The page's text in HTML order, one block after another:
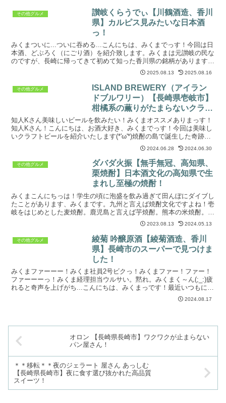
その他グルメ
讃岐くらうでぃ【川鶴酒造、香川
県】カルピス見みたいな日本酒
っ！
みくまついに...ついに吞める...こんにちは、みくまでっす！今回は日
本酒、どぶろく（にごり酒）を紹介致します。みくまは元讃岐の民な
のですが、長崎に帰ってきて初めて知った香川県の銘柄があります。
ほいで以前より吞みたいと思っていたのですが、ズ...
2025.08.13 2025.08.16
その他グルメ
ISLAND BREWERY（アイラン
ドブルワリー）【長崎県壱岐市】
柑橘系の薫りがたまらないクラフ
トビール！
知人Kさん美味しいビールを飲みたい！みくまオススメありまっす！
知人Kさん！こんにちは、お酒大好き、みくまでっす！今回は美味し
いクラフトビールを紹介いたします(*'ω'*)焼酎の島で誕生した奇跡の
ビール！ということで購入しましたは、長崎県壱岐...
2024.06.28 2024.06.30
その他グルメ
ダバダ火振【無手無冠、高知県、
栗焼酎】日本酒文化の高知県で生
まれし至極の焼酎！
みくまこんにちっは！学生の頃に泡盛を飲み過ぎて田んぼにダイブし
たことがあります、みくまです。九州と言えば焼酎文化ですよね！壱
岐をはじめとした麦焼酎。鹿児島と言えば芋焼酎。熊本の米焼酎。奄
美では黒糖焼酎。焼酎と言っても色々な種類があります。そ...
2023.08.13 2024.05.13
その他グルメ
綾菊 吟醸原酒【綾菊酒造、香川
県】長崎市のスーパーで見つけま
した！
みくまファーーー！みくま社員2号ビクっ！みくまファー！ファー！
ファーーーっ！みくま経理担当ウルサい。黙れ。みくまく～ん(;_:)疲
れると奇声を上げがち...こんにちは、みくまっです！最近いつもに増
2024.08.17
オロン 【長崎県長崎市】ワクワクが止まらない
パン屋さん！
＊＊移転＊＊夜のジェラート 屋さん あっしむ
【長崎県長崎市】夜に食す選び抜かれた高品質
スイーツ！